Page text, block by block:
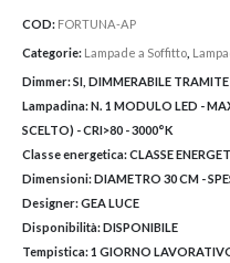
COD: FORTUNA-AP
Categorie: Lampade a Soffitto
Dimmer:SI, DIMMERABILE
Lampadina:N. 1 MODULO LED -
SCELTO) - CRI>80 - 3000°K
Classe energetica:CLASSE
Dimensioni:DIAMETRO 30 CM -
Designer:GEA LUCE
Disponibilità:DISPONIBILE
Tempistica:1 GIORNO